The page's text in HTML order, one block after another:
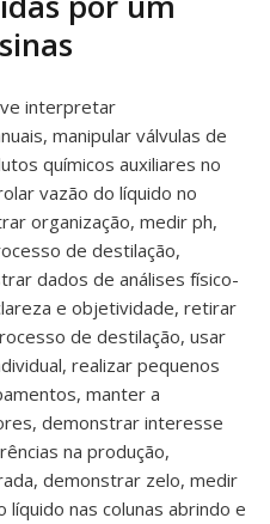
interpretar
manipular válvulas de
químicos auxiliares no
vazão do líquido no
organização, medir ph,
de destilação,
dados de análises físico-
e objetividade, retirar
de destilação, usar
realizar pequenos
manter a
demonstrar interesse
na produção,
demonstrar zelo, medir
nas colunas abrindo e